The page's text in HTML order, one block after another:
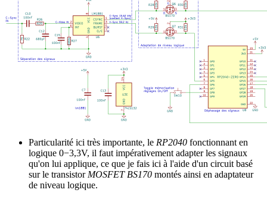
Particularité ici très importante, le RP2040 fonctionnant en
logique 0−3,3V, il faut impérativement adapter les signaux
qu'on lui applique, ce que je fais ici à l'aide d'un circuit basé
sur le transistor MOSFET BS170 montés ainsi en adaptateur
de niveau logique.